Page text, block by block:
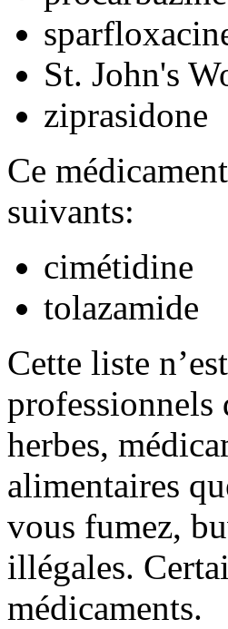
St. John's
ziprasidone
Ce
suivants:
cimétidine
tolazamide
Cette liste
professionnels
herbes,
alimentaires
vous fumez,
illégales.
médicaments.